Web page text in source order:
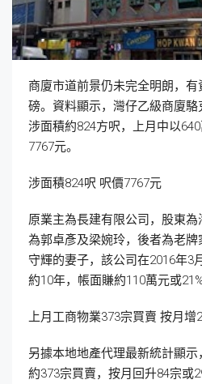
商廈市道前景仍未完全明朗，
磅。資料顯示，灣仔乙級商廈駱
涉面積約824方呎，上月中以
7767元。
涉面積824呎 呎價7767元
原業主為長建有限公司，股東
為郭卓彥及梁婉玲，後者為老
守輝的妻子，該公司在2016年3
約10年，帳面賺約110萬元或21%
上月工商物業373宗買賣 按月增
另據本地地產代理最新統計顯
約373宗買賣，按月回升84宗或